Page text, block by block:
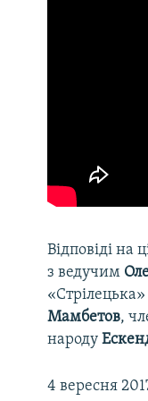
Відповіді на
з ведучим
Мамбетов,
народу
4 вересня